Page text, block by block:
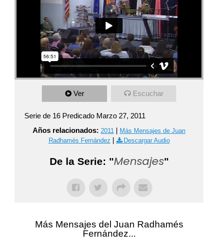
Ver Escuchar
Serie de 16 Predicado Marzo 27, 2011
Años relacionados: 2011 | Más Mensajes de Juan
Radhamés Fernández | Descargar Audio
De la Serie: "Mensajes"
Más Mensajes del Juan Radhamés
Fernández...